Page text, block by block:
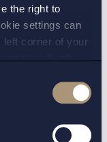
the right to
settings can
left corner of your
we will only
and our
önskar veta
dess